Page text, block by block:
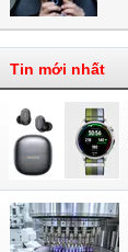
Tin mới nhất